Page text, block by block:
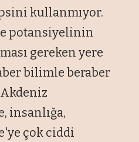
kullanmıyor.
potansiyelinin
gereken yere
bilimle beraber
Akdeniz
insanlığa,
çok ciddi